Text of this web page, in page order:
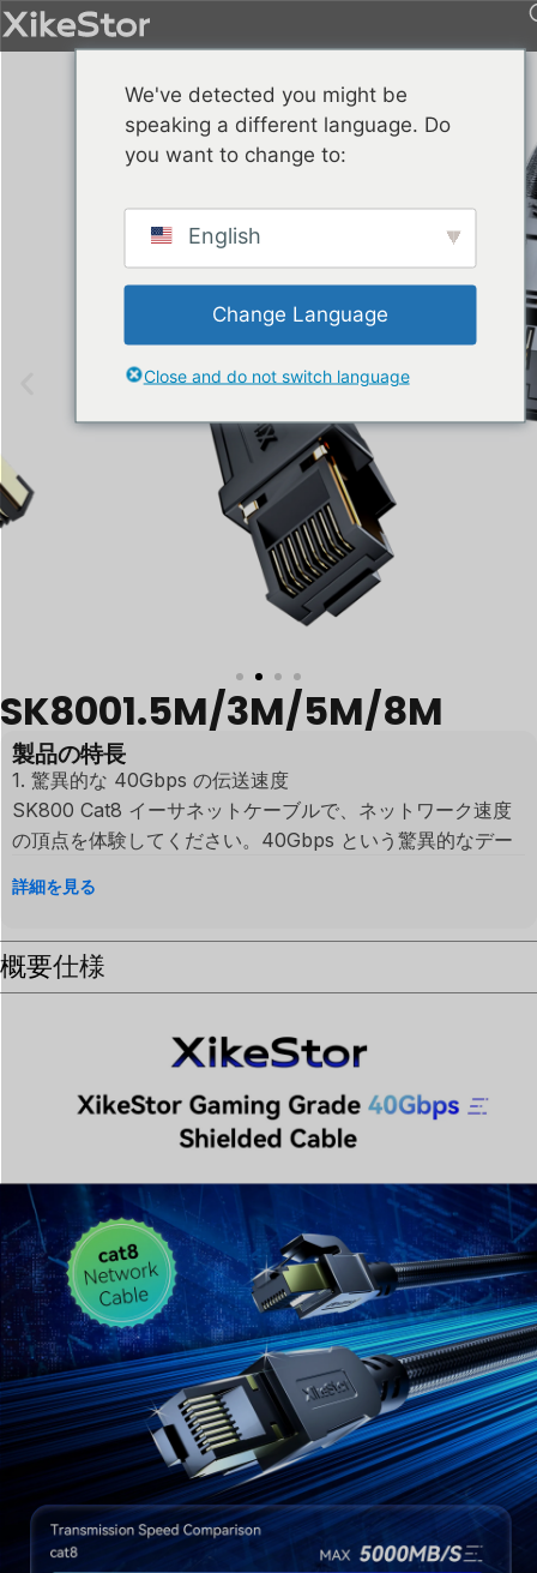
SK8001.5M/3M/5M/8M
製品の特長
1.⁠ 驚異的な 40Gbps の伝送速度
SK800 Cat8 イーサネットケーブルで、ネットワーク速度
の頂点を体験してください。40Gbps という驚異的なデー
ータセンター、サーバー室、そしてボトルネックのないパ
選択肢です。
2000MHz の圧倒的な帯域幅により、この Cat8 ケーブル
ーミング、高頻度取引、大規模な AI 処理など、最もデータ
負荷の高いタスクを処理できるように設計されており、次
す。
3.⁠ 信号の完全性を高める高度なシールド構造
プロフェッショナルグレードのシールド付きツイストペア
（STP）構造を採用した SK800 は、EMI/RFI 干渉に対し
て比類のない保護を提供します。この高度なシールドによ
り、ノイズのないクリーンな信号が保証され、電子機器や
電源ラインが密集する環境でも極めて安定した接続を実現
します。
4.⁠ T568B 規格準拠と堅牢な造り
厳格な T568B 配線規格に準拠しており、ユニバーサルな
互換性と信頼性の高いパフォーマンスを保証します。外径
詳細を見る
概要仕様
We've detected you might be
speaking a different language. Do
you want to change to:
English
Change Language
Close and do not switch language